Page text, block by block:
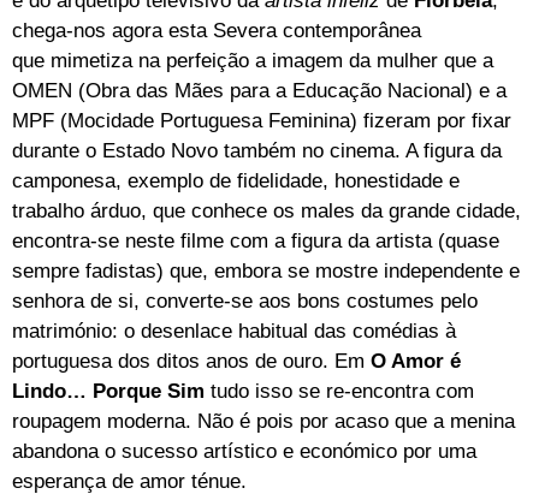
chega-nos agora esta Severa contemporânea
que mimetiza na perfeição a imagem da mulher que a
OMEN (Obra das Mães para a Educação Nacional) e a
MPF (Mocidade Portuguesa Feminina) fizeram por fixar
durante o Estado Novo também no cinema. A figura da
camponesa, exemplo de fidelidade, honestidade e
trabalho árduo, que conhece os males da grande cidade,
encontra-se neste filme com a figura da artista (quase
sempre fadistas) que, embora se mostre independente e
senhora de si, converte-se aos bons costumes pelo
matrimónio: o desenlace habitual das comédias à
portuguesa dos ditos anos de ouro. Em O Amor é
Lindo… Porque Sim tudo isso se re-encontra com
roupagem moderna. Não é pois por acaso que a menina
abandona o sucesso artístico e económico por uma
esperança de amor ténue.